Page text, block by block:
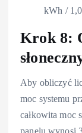
kWh /
Krok 8:
Aby obliczyć
moc systemu
całkowita moc
panelu wynosi